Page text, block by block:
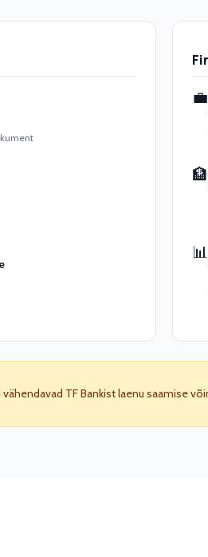
💼
🏦
📊
TF Bankist laenu saamise